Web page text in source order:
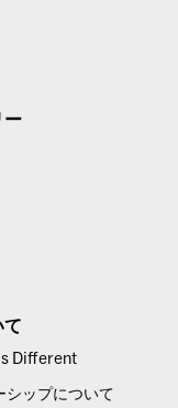
ー
て
Different
シップについて